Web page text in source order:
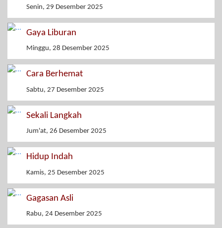
Senin, 29 Desember 2025
Gaya Liburan
Minggu, 28 Desember 2025
Cara Berhemat
Sabtu, 27 Desember 2025
Sekali Langkah
Jum'at, 26 Desember 2025
Hidup Indah
Kamis, 25 Desember 2025
Gagasan Asli
Rabu, 24 Desember 2025